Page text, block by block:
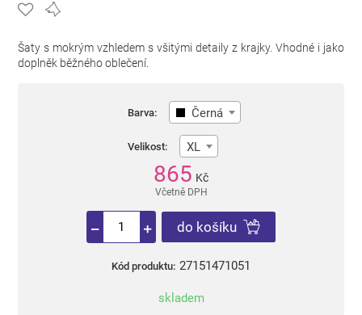
Šaty s mokrým vzhledem s všitými detaily z krajky. Vhodné i jako
doplněk běžného oblečení.
Barva: Černá
Velikost: XL
865 Kč
Včetně DPH
do košíku
Kód produktu: 27151471051
skladem